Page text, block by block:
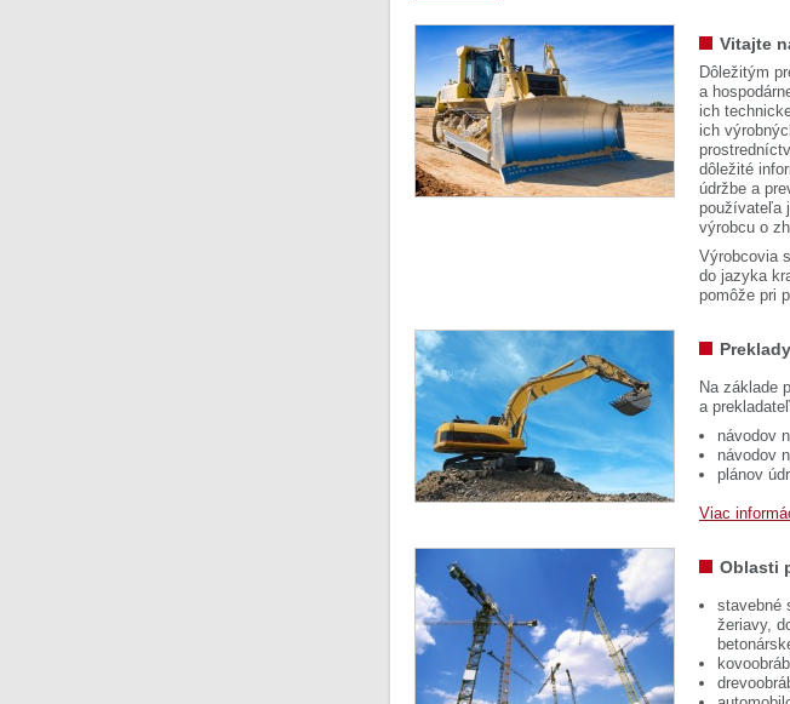
Vitajte
Dôležitým
a
ich
ich
dôležité
údržbe a
používateľa
výrobcu o
Výrobcovia
do jazyka
pomôže pri
Preklady
Na základe
a
návodov
návodov
plánov
Viac
Oblasti
stavebné
žeriavy,